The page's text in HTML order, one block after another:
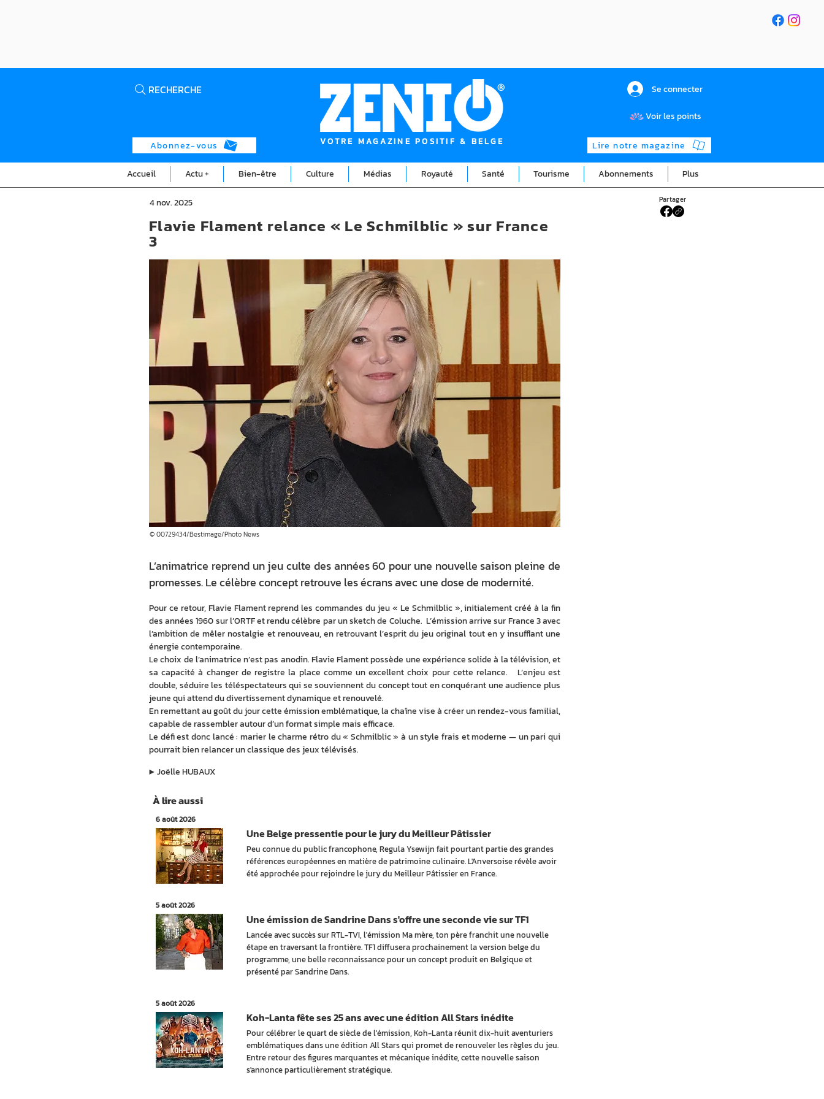
RECHERCHE
Abonnez-vous VOTRE MAGAZINE POSITIF & BELGE
Se connecter
Voir les points
Lire notre magazine
Accueil Actu + Bien-être Culture Médias Royauté Santé Tourisme Abonnements Plus
4 nov. 2025 Partager
© 00729434/Bestimage/Photo News
L’animatrice reprend un jeu culte des années 60 pour une nouvelle saison pleine de
promesses. Le célèbre concept retrouve les écrans avec une dose de modernité.
Pour ce retour, Flavie Flament reprend les commandes du jeu « Le Schmilblic », initialement créé à la fin
des années 1960 sur l’ORTF et rendu célèbre par un sketch de Coluche.  L’émission arrive sur France 3 avec
l’ambition de mêler nostalgie et renouveau, en retrouvant l’esprit du jeu original tout en y insufflant une
énergie contemporaine.
Le choix de l’animatrice n’est pas anodin. Flavie Flament possède une expérience solide à la télévision, et
sa capacité à changer de registre la place comme un excellent choix pour cette relance.   L’enjeu est
double, séduire les téléspectateurs qui se souviennent du concept tout en conquérant une audience plus
jeune qui attend du divertissement dynamique et renouvelé.
En remettant au goût du jour cette émission emblématique, la chaîne vise à créer un rendez-vous familial,
capable de rassembler autour d’un format simple mais efficace.
Le défi est donc lancé : marier le charme rétro du « Schmilblic » à un style frais et moderne — un pari qui
pourrait bien relancer un classique des jeux télévisés.
Joëlle HUBAUX
▶︎
Flavie Flament relance « Le Schmilblic » sur France
3
À lire aussi
6 août 2026
Peu connue du public francophone, Regula Ysewijn fait pourtant partie des grandes
références européennes en matière de patrimoine culinaire. L'Anversoise révèle avoir
été approchée pour rejoindre le jury du Meilleur Pâtissier en France.
Une Belge pressentie pour le jury du Meilleur Pâtissier
5 août 2026
Lancée avec succès sur RTL-TVI, l'émission Ma mère, ton père franchit une nouvelle
étape en traversant la frontière. TF1 diffusera prochainement la version belge du
programme, une belle reconnaissance pour un concept produit en Belgique et
présenté par Sandrine Dans.
Une émission de Sandrine Dans s'offre une seconde vie sur TF1
5 août 2026
Pour célébrer le quart de siècle de l'émission, Koh-Lanta réunit dix-huit aventuriers
emblématiques dans une édition All Stars qui promet de renouveler les règles du jeu.
Entre retour des figures marquantes et mécanique inédite, cette nouvelle saison
s'annonce particulièrement stratégique.
Koh-Lanta fête ses 25 ans avec une édition All Stars inédite